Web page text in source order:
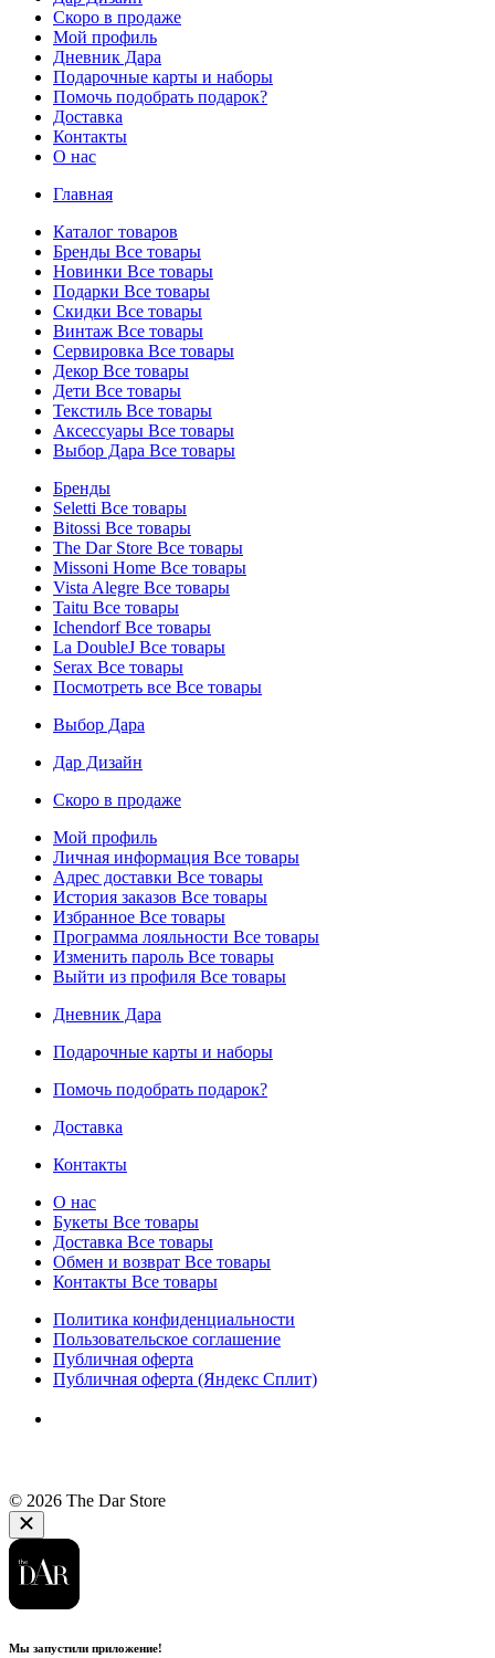
Скоро в продаже
Мой профиль
Дневник Дара
Подарочные карты и наборы
Помочь подобрать подарок?
Доставка
Контакты
О нас
Главная
Каталог товаров
Бренды Все товары
Новинки Все товары
Подарки Все товары
Скидки Все товары
Винтаж Все товары
Сервировка Все товары
Декор Все товары
Дети Все товары
Текстиль Все товары
Аксессуары Все товары
Выбор Дара Все товары
Бренды
Seletti Все товары
Bitossi Все товары
The Dar Store Все товары
Missoni Home Все товары
Vista Alegre Все товары
Taitu Все товары
IchendorfВсе товары
La DoubleJ Все товары
Serax Все товары
Посмотреть все Все товары
Выбор Дара
Дар Дизайн
Скоро в продаже
Мой профиль
Личная информация Все товары
Адрес доставки Все товары
История заказов Все товары
Избранное Все товары
Программа лояльности Все товары
Изменить пароль Все товары
Выйти из профиля Все товары
Дневник Дара
Подарочные карты и наборы
Помочь подобрать подарок?
Доставка
Контакты
О нас
Букеты Все товары
Доставка Все товары
Обмен и возврат Все товары
Контакты Все товары
Политика конфиденциальности
Пользовательское соглашение
Публичная оферта
Публичная оферта (Яндекс Сплит)
© 2026 The Dar Store
Мы запустили приложение!